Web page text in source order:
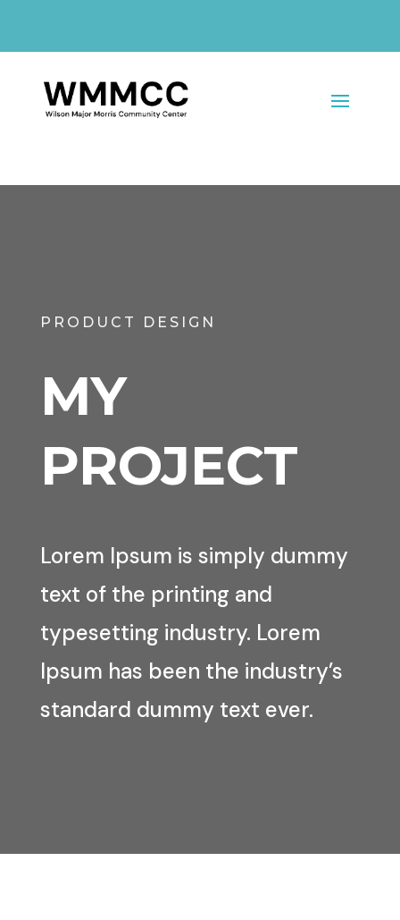
PRODUCT DESIGN
MY
PROJECT
Lorem Ipsum is simply dummy
text of the printing and
typesetting industry. Lorem
Ipsum has been the industry’s
standard dummy text ever.